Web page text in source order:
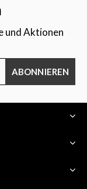
und Aktionen
ABONNIEREN